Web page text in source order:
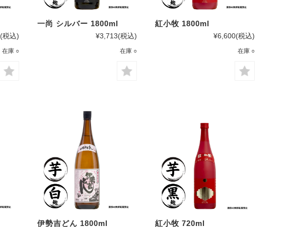
(税込)
在庫 ○
一尚 シルバー 1800ml
¥3,713(税込)
在庫 ○
紅小牧 1800ml
¥6,600(税込)
在庫 ○
伊勢吉どん 1800ml 紅小牧 720ml